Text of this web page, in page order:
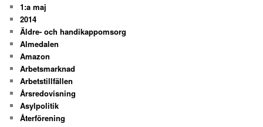
1:a maj
2014
Äldre- och handikappomsorg
Almedalen
Amazon
Arbetsmarknad
Arbetstillfällen
Årsredovisning
Asylpolitik
Återförening